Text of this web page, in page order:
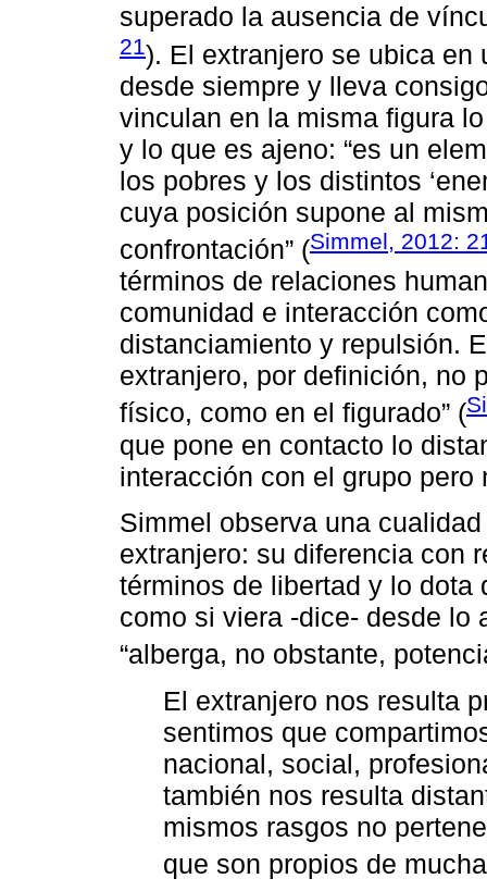
superado la ausencia de
21). El extranjero se ubica en
desde siempre y lleva
vinculan en la misma figura
y lo que es ajeno: “es un
los pobres y los distintos
cuya posición supone al
confrontación” (Simmel, 2012:
términos de relaciones
comunidad e interacción
distanciamiento y repulsión.
extranjero, por definición, no
físico, como en el figurado” (
que pone en contacto lo
interacción con el grupo
Simmel observa una
extranjero: su diferencia con
términos de libertad y lo
como si viera -dice- desde lo
“alberga, no obstante,
El extranjero nos resulta
sentimos que
nacional, social,
también nos resulta
mismos rasgos no
que son propios de